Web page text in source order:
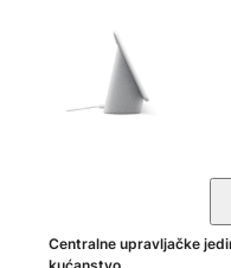
Centralne upravljačke